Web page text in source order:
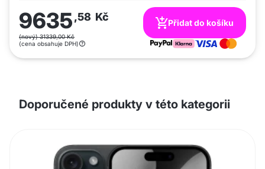
9635,58 Kč
(nový) 31339,00 Kč
(cena obsahuje DPH)
Přidat do košíku
Doporučené produkty v této kategorii